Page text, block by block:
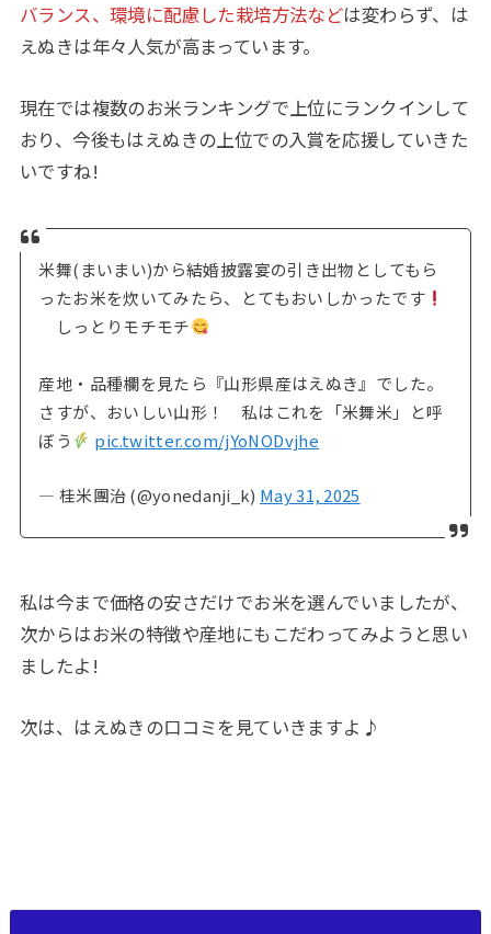
バランス、環境に配慮した栽培方法などは変わらず、は
えぬきは年々人気が高まっています。
現在では複数のお米ランキングで上位にランクインして
おり、今後もはえぬきの上位での入賞を応援していきた
いですね!
米舞(まいまい)から結婚披露宴の引き出物としてもら
ったお米を炊いてみたら、とてもおいしかったです
しっとりモチモチ
産地・品種欄を見たら『山形県産はえぬき』でした。
さすが、おいしい山形！ 私はこれを「米舞米」と呼
ぼう
pic.twitter.com/jYoNODvjhe
— 桂米團治 (@yonedanji_k) May 31, 2025
私は今まで価格の安さだけでお米を選んでいましたが、
次からはお米の特徴や産地にもこだわってみようと思い
ましたよ!
次は、はえぬきの口コミを見ていきますよ♪